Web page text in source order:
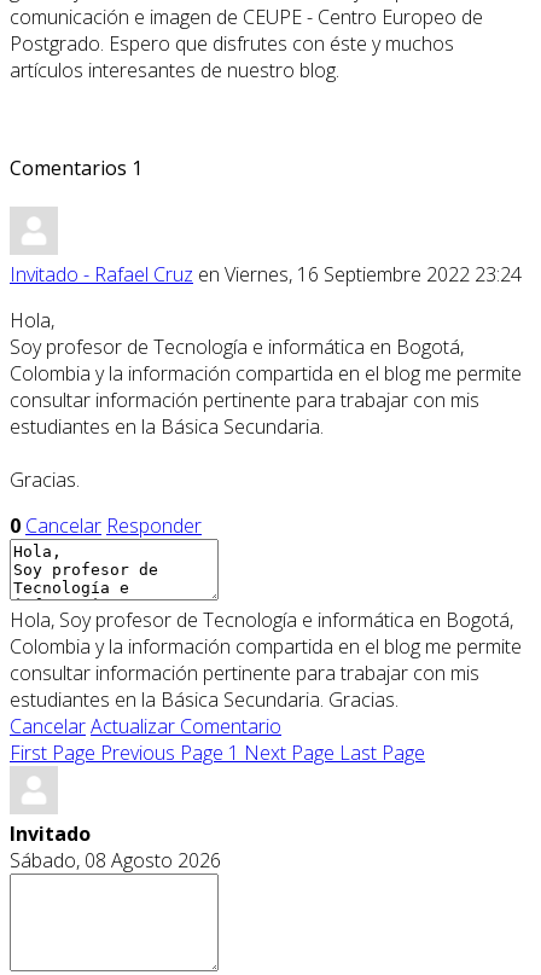
comunicación e imagen de CEUPE - Centro Europeo de
Postgrado. Espero que disfrutes con éste y muchos
artículos interesantes de nuestro blog.
Comentarios 1
Invitado - Rafael Cruz en Viernes, 16 Septiembre 2022 23:24
Hola,
Soy profesor de Tecnología e informática en Bogotá,
Colombia y la información compartida en el blog me permite
consultar información pertinente para trabajar con mis
estudiantes en la Básica Secundaria.
Gracias.
0 Cancelar Responder
Hola, Soy profesor de Tecnología e informática en Bogotá,
Colombia y la información compartida en el blog me permite
consultar información pertinente para trabajar con mis
estudiantes en la Básica Secundaria. Gracias.
CancelarActualizar Comentario
First Page Previous Page 1 Next Page Last Page
Invitado
Sábado, 08 Agosto 2026